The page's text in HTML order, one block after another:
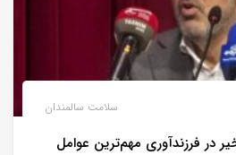
سلامت سالمندان
در فرزندآوری مهم‌ترین عوامل